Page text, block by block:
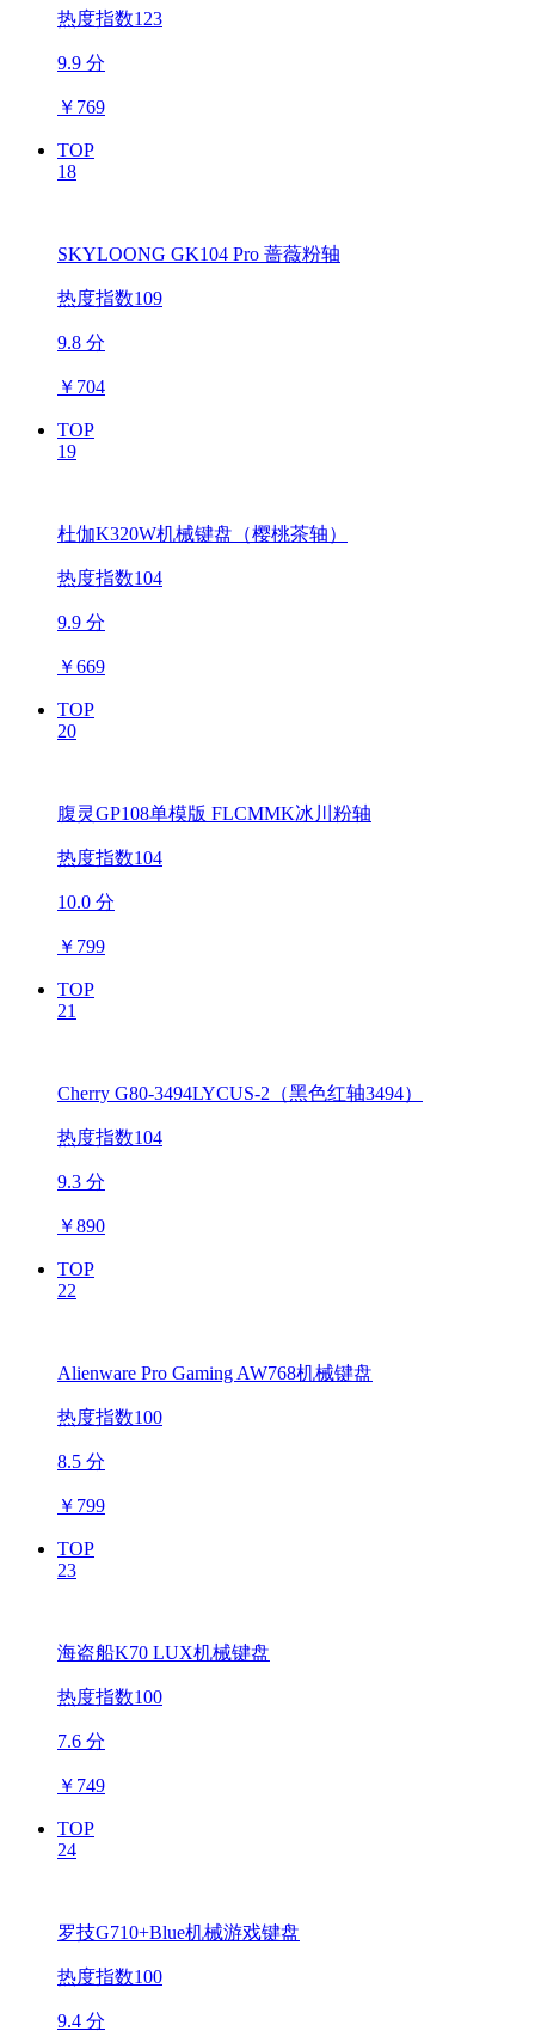
热度指数123
9.9 分
￥ 769
TOP
18
SKYLOONG GK104 Pro 蔷薇粉轴
热度指数109
9.8 分
￥ 704
TOP
19
杜伽K320W机械键盘（樱桃茶轴）
热度指数104
9.9 分
￥669
TOP
20
腹灵GP108单模版 FLCMMK冰川粉轴
热度指数104
10.0 分
￥ 799
TOP
21
Cherry G80-3494LYCUS-2（黑色红轴3494）
热度指数104
9.3 分
￥890
TOP
22
Alienware Pro Gaming AW768机械键盘
热度指数100
8.5 分
￥ 799
TOP
23
海盗船K70 LUX机械键盘
热度指数100
7.6 分
￥ 749
TOP
24
罗技G710+Blue机械游戏键盘
热度指数100
9.4 分